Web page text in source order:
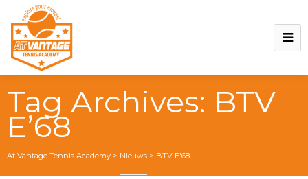
Tag Archives: BTV
E’68
At Vantage Tennis Academy > Nieuws > BTV E'68